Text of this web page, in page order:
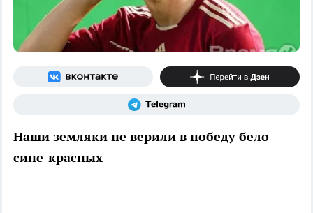
Наши земляки не верили в победу бело-
сине-красных